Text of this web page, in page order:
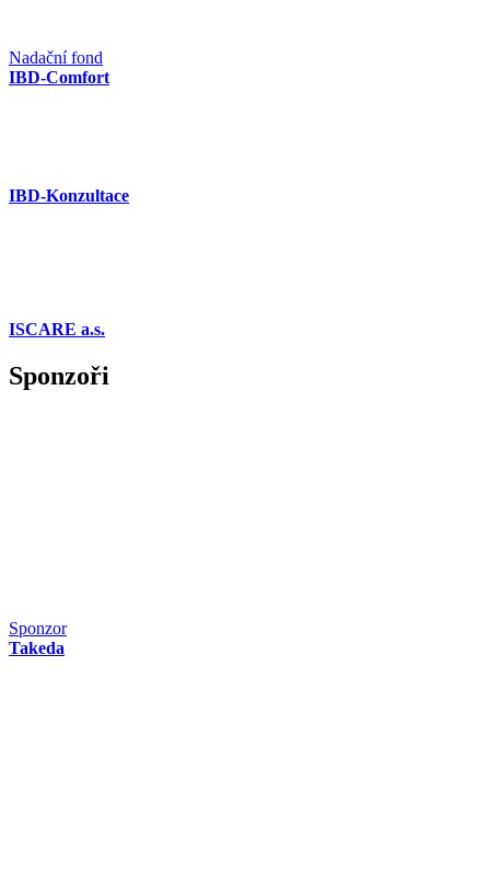
Nadační fond
IBD-Comfort
IBD-Konzultace
ISCARE a.s.
Sponzoři
Sponzor
Takeda